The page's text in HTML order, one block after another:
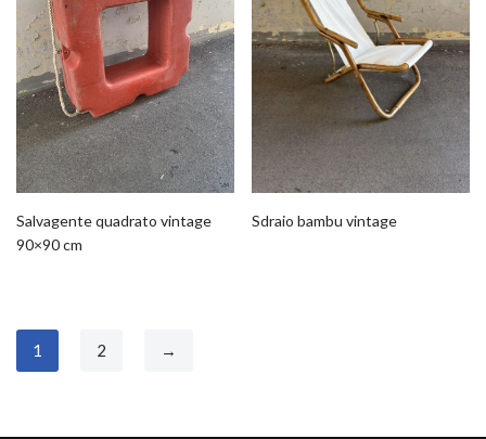
Salvagente quadrato vintage
90×90 cm
Sdraio bambu vintage
1 2 →